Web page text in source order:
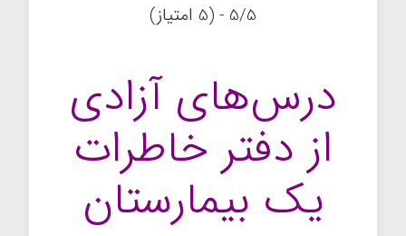
5/5 - (5 امتیاز)
درس‌های آزادی
از دفتر خاطرات
یک بیمارستان